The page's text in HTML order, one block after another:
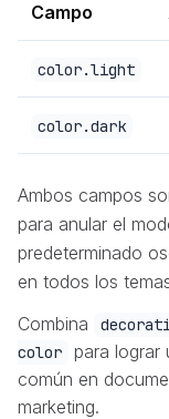
Campo
color.light
color.dark
Ambos campos
para anular el
predeterminado
en todos los
Combina
color
para lograr
común en
marketing.